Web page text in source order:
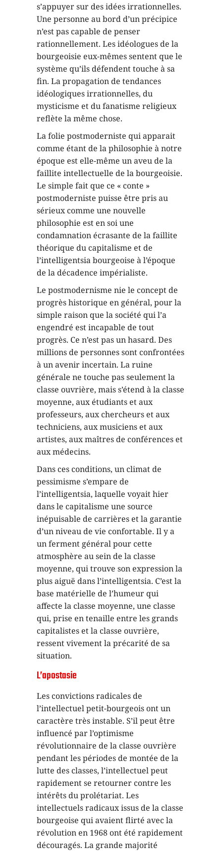
s’appuyer sur des idées irrationnelles.
Une personne au bord d’un précipice
n’est pas capable de penser
rationnellement. Les idéologues de la
bourgeoisie eux-mêmes sentent que le
système qu’ils défendent touche à sa
fin. La propagation de tendances
idéologiques irrationnelles, du
mysticisme et du fanatisme religieux
reflète la même chose.
La folie postmoderniste qui apparait
comme étant de la philosophie à notre
époque est elle-même un aveu de la
faillite intellectuelle de la bourgeoisie.
Le simple fait que ce « conte »
postmoderniste puisse être pris au
sérieux comme une nouvelle
philosophie est en soi une
condamnation écrasante de la faillite
théorique du capitalisme et de
l’intelligentsia bourgeoise à l’époque
de la décadence impérialiste.
Le postmodernisme nie le concept de
progrès historique en général, pour la
simple raison que la société qui l’a
engendré est incapable de tout
progrès. Ce n’est pas un hasard. Des
millions de personnes sont confrontées
à un avenir incertain. La ruine
générale ne touche pas seulement la
classe ouvrière, mais s’étend à la classe
moyenne, aux étudiants et aux
professeurs, aux chercheurs et aux
techniciens, aux musiciens et aux
artistes, aux maîtres de conférences et
aux médecins.
Dans ces conditions, un climat de
pessimisme s’empare de
l’intelligentsia, laquelle voyait hier
dans le capitalisme une source
inépuisable de carrières et la garantie
d’un niveau de vie confortable. Il y a
un ferment général pour cette
atmosphère au sein de la classe
moyenne, qui trouve son expression la
plus aiguë dans l’intelligentsia. C’est la
base matérielle de l’humeur qui
affecte la classe moyenne, une classe
qui, prise en tenaille entre les grands
capitalistes et la classe ouvrière,
ressent vivement la précarité de sa
situation.
L’apostasie
Les convictions radicales de
l’intellectuel petit-bourgeois ont un
caractère très instable. S’il peut être
influencé par l’optimisme
révolutionnaire de la classe ouvrière
pendant les périodes de montée de la
lutte des classes, l’intellectuel peut
rapidement se retourner contre les
intérêts du prolétariat. Les
intellectuels radicaux issus de la classe
bourgeoise qui avaient flirté avec la
révolution en 1968 ont été rapidement
découragés. La grande majorité